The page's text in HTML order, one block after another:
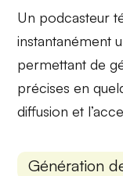
Un podcasteur
instantanément
permettant de
précises en
diffusion et
Génération